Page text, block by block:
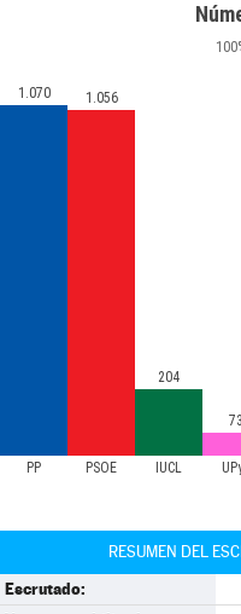
100
PP PSOE IUCL
1.070 1.056
204
73
RESUMEN DEL
Escrutado: